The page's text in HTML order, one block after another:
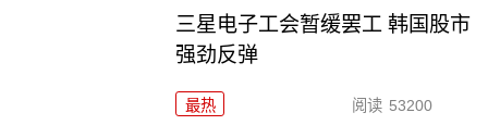
三星电子工会暂缓罢工 韩国股市
强劲反弹
最热 阅读 53200